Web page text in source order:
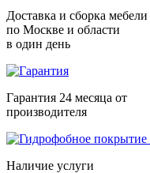
Доставка и сборка мебели
по Москве и области
в один день
Гарантия 24 месяца от
производителя
Наличие услуги